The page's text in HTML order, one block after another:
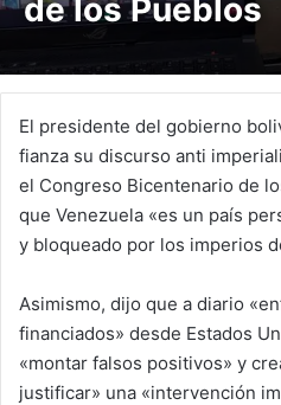
de los Pueblos
El presidente del gobierno
fianza su discurso anti
el Congreso Bicentenario de
que Venezuela «es un país
y bloqueado por los imperios
Asimismo, dijo que a diario
financiados» desde Estados
«montar falsos positivos» y
justificar» una «intervención